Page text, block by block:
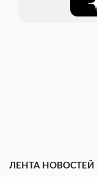
ЛЕНТА НОВОСТЕЙ